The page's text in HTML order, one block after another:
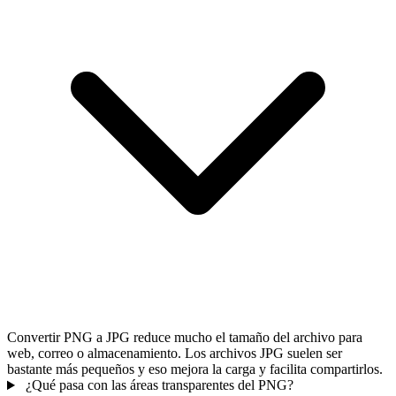
Convertir PNG a JPG reduce mucho el tamaño del archivo para
web, correo o almacenamiento. Los archivos JPG suelen ser
bastante más pequeños y eso mejora la carga y facilita compartirlos.
¿Qué pasa con las áreas transparentes del PNG?